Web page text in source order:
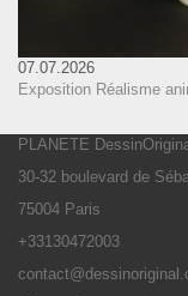
07.07.2026
Exposition Réalisme
PLANETE
30-32 boulevard de
75004 Paris
+33130472003